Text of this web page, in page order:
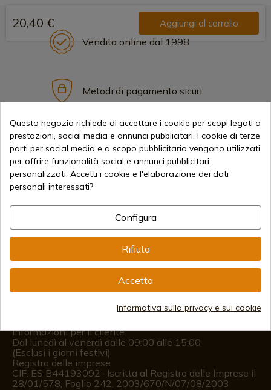
20,40 € Aggiungi al carrello
Vendita online dal 1998
Metodi di pagamento sicuri
Spedizioni Internazionali
info@aceros-de-hispania.com
Informazioni per il cliente
Dal lunedì al venerdì dalle 09:00 alle 15:00
(Esclusi i giorni festivi)
Registro delle imprese
CIF: ES B44193092 · Iscritta al Registro delle Imprese il
28/01/578, Foglio 242, 2003/670/N/07/08/2003
Questo negozio richiede di accettare i cookie per scopi legati a
prestazioni, social media e annunci pubblicitari. I cookie di terze
parti per social media e a scopo pubblicitario vengono utilizzati
per offrire funzionalità social e annunci pubblicitari
personalizzati. Accetti i cookie e l'elaborazione dei dati
personali interessati?
Configura
Rifiuta
Accetta
Informativa sulla privacy e sui cookie